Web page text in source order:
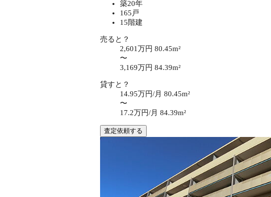
築20年
165戸
15階建
売ると？
2,601万円 80.45m²
〜
3,169万円 84.39m²
貸すと？
14.95万円/月 80.45m²
〜
17.2万円/月 84.39m²
査定依頼する